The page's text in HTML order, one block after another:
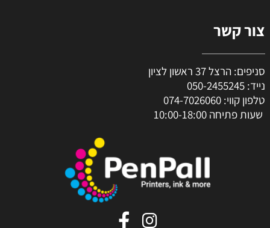
צור קשר
סניפים: הרצל 37 ראשון לציון
נייד: 050-2455245
טלפון קווי: 074-7026060
שעות פתיחה 10:00-18:00